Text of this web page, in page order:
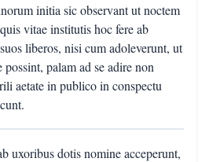
initia sic observant ut noctem
vitae institutis hoc fere ab
liberos, nisi cum adoleverunt, ut
palam ad se adire non
aetate in publico in conspectu
uxoribus dotis nomine acceperunt,